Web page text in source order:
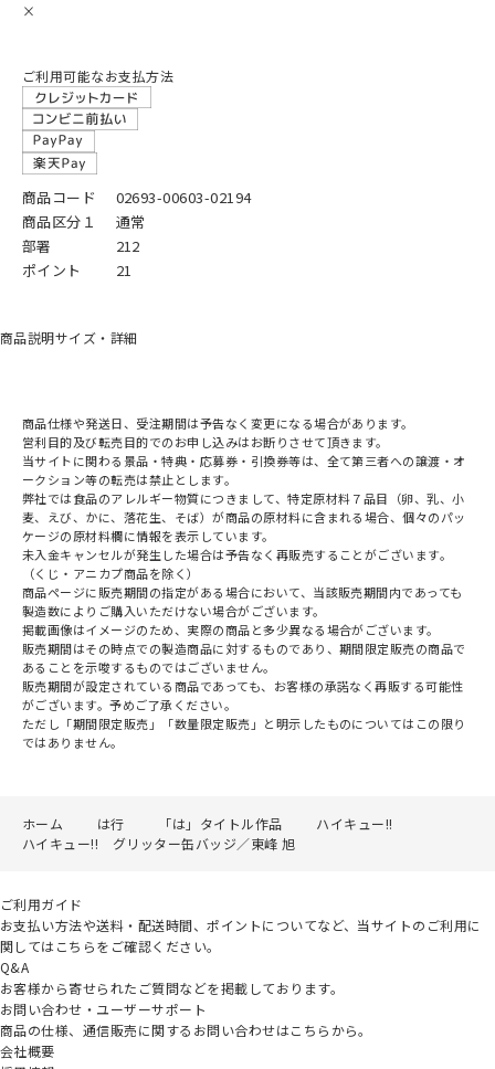
×
ご利用可能なお支払方法
商品コード
02693-00603-02194
商品区分１
通常
部署
212
ポイント
21
商品説明サイズ・詳細
商品仕様や発送日、受注期間は予告なく変更になる場合があります。
営利目的及び転売目的でのお申し込みはお断りさせて頂きます。
当サイトに関わる景品・特典・応募券・引換券等は、全て第三者への譲渡・オ
ークション等の転売は禁止とします。
弊社では食品のアレルギー物質につきまして、特定原材料７品目（卵、乳、小
麦、えび、かに、落花生、そば）が商品の原材料に含まれる場合、個々のパッ
ケージの原材料欄に情報を表示しています。
未入金キャンセルが発生した場合は予告なく再販売することがございます。
（くじ・アニカプ商品を除く）
商品ページに販売期間の指定がある場合において、当該販売期間内であっても
製造数によりご購入いただけない場合がございます。
掲載画像はイメージのため、実際の商品と多少異なる場合がございます。
販売期間はその時点での製造商品に対するものであり、期間限定販売の商品で
あることを示唆するものではございません。
販売期間が設定されている商品であっても、お客様の承諾なく再販する可能性
がございます。予めご了承ください。
ただし「期間限定販売」「数量限定販売」と明示したものについてはこの限り
ではありません。
ホーム は行 「は」タイトル作品
ハイキュー!!
ハイキュー!! グリッター缶バッジ／東峰 旭
ご利用ガイド
お支払い方法や送料・配送時間、ポイントについてなど、当サイトのご利用に
関してはこちらをご確認ください。
Q&A
お客様から寄せられたご質問などを掲載しております。
お問い合わせ・ユーザーサポート
商品の仕様、通信販売に関するお問い合わせはこちらから。
会社概要